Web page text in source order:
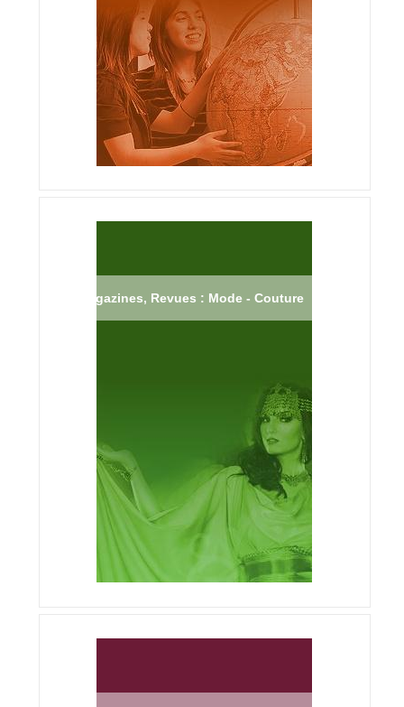
Magazines, Revues : Mode - Couture